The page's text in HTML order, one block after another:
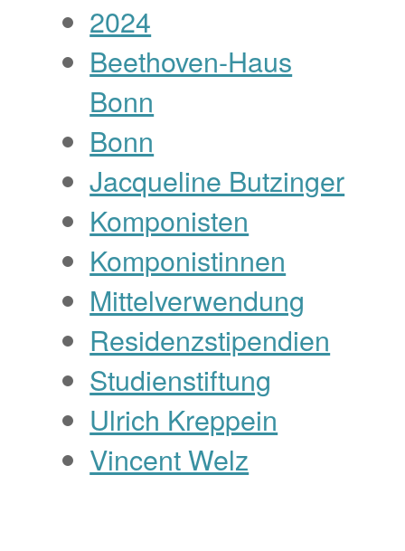
2024
Beethoven-Haus
Bonn
Bonn
Jacqueline Butzinger
Komponisten
Komponistinnen
Mittelverwendung
Residenzstipendien
Studienstiftung
Ulrich Kreppein
Vincent Welz